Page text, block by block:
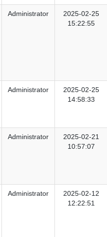
Administrator
2025-02-25
15:22:55
Administrator
2025-02-25
14:58:33
Administrator
2025-02-21
10:57:07
Administrator
2025-02-12
12:22:51